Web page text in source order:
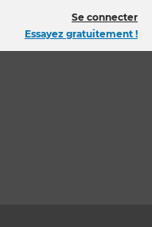
Se connecter
Essayez gratuitement !